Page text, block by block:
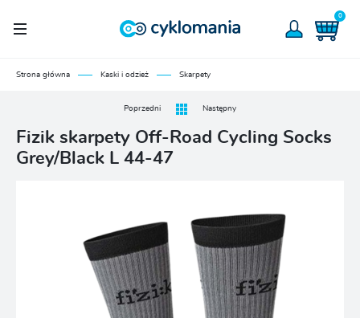
0
Strona główna Kaski i odzież Skarpety
Poprzedni Następny
Fizik skarpety Off-Road Cycling Socks
Grey/Black L 44-47